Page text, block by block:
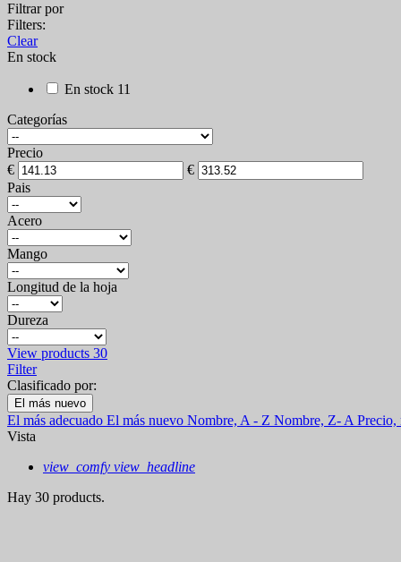
Filtrar por
Filters:
Clear
En stock
En stock 11
Categorías
Precio
€
€
Pais
Acero
Mango
Longitud de la hoja
Dureza
View products 30
Filter
Clasificado por:
El más nuevo
El más adecuado El más nuevo Nombre, A - Z Nombre, Z- A Precio,
Vista
view_comfy view_headline
Hay 30 products.